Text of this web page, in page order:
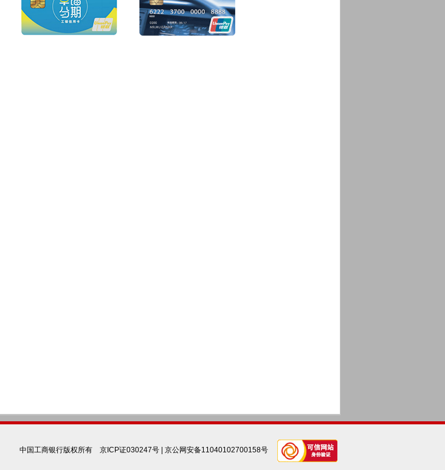
中国工商银行版权所有 京ICP证030247号 京公网安备11040102700158号